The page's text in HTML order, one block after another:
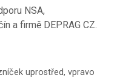
NSA,
a firmě DEPRAG CZ.
uprostřed, vpravo